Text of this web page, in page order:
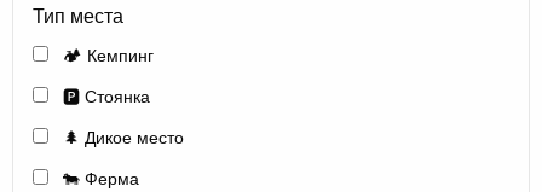
Тип места
🏕️ Кемпинг
🅿️ Стоянка
🌲 Дикое место
🐄 Ферма